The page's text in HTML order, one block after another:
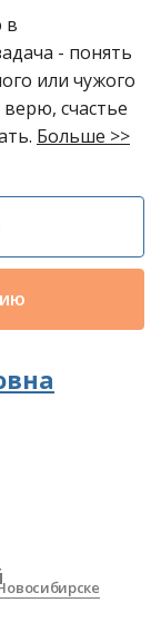
в
- понять
или чужого
счастье
Больше >>